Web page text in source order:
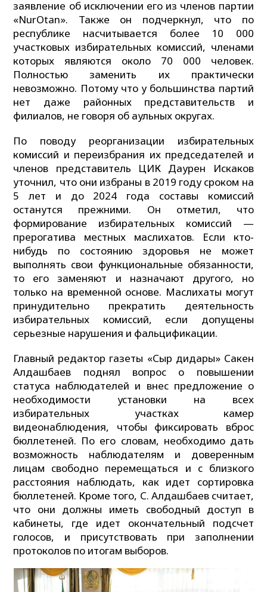
заявление об исключении его из членов партии
«NurOtan». Также он подчеркнул, что по
республике насчитывается более 10 000
участковых избирательных комиссий, членами
которых являются около 70 000 человек.
Полностью заменить их практически
невозможно. Потому что у большинства партий
нет даже районных представительств и
филиалов, не говоря об аульных округах.
По поводу реорганизации избирательных
комиссий и переизбрания их председателей и
членов представитель ЦИК Даурен Искаков
уточнил, что они избраны в 2019 году сроком на
5 лет и до 2024 года составы комиссий
останутся прежними. Он отметил, что
формирование избирательных комиссий —
прерогатива местных маслихатов. Если кто-
нибудь по состоянию здоровья не может
выполнять свои функциональные обязанности,
то его заменяют и назначают другого, но
только на временной основе. Маслихаты могут
принудительно прекратить деятельность
избирательных комиссий, если допущены
серьезные нарушения и фальцификации.
Главный редактор газеты «Сыр дидары» Сакен
Алдашбаев поднял вопрос о повышении
статуса наблюдателей и внес предложение о
необходимости установки на всех
избирательных участках камер
видеонаблюдения, чтобы фиксировать вброс
бюллетеней. По его словам, необходимо дать
возможность наблюдателям и доверенным
лицам свободно перемещаться и с близкого
расстояния наблюдать, как идет сортировка
бюллетеней. Кроме того, С. Алдашбаев считает,
что они должны иметь свободный доступ в
кабинеты, где идет окончательный подсчет
голосов, и присутствовать при заполнении
протоколов по итогам выборов.